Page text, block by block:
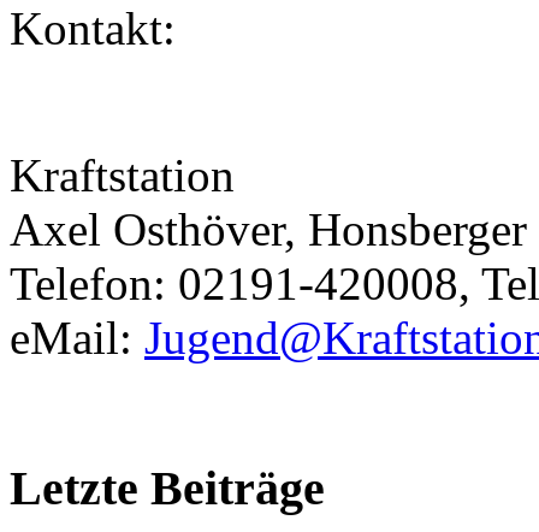
Kontakt:
Kraftstation
Axel Osthöver,
Telefon: 02191-420008,
eMail:
Letzte Beiträge